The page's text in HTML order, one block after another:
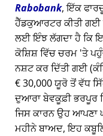
Rabobank, ਇੱਕ
ਹੈੱਡਕੁਆਰਟਰ ਕੀਤੀ ਗਈ
ਲਈ ਇੰਝ ਲੱਗਦਾ ਹੈ ਕਿ
ਕੋਸ਼ਿਸ਼ ਵਿੱਚ ਚਰਮ 'ਤੇ
ਨਸ਼ਟ ਕਰ ਦਿੱਤੀ ਗਈ
€ 30,000 ਯੂਰੋ ਤੋਂ ਵੱਧ
ਦੁਆਰਾ ਬੇਵਕੂਫ਼ੀ ਭਰਪੂਰ
ਜਿਸ ਕਾਰਨ ਉਹ
ਮਹੀਨੇ ਬਾਅਦ, ਇਹ